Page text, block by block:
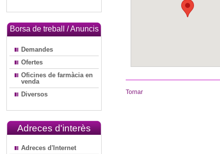
Borsa de treball / Anuncis
Demandes
Ofertes
Oficines de farmàcia en
venda
Diversos
Adreces d'interès
Adreces d'Internet
Tornar